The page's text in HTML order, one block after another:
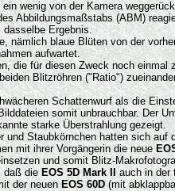
wenig von der Kamera
Abbildungsmaßstabs (ABM)
dasselbe Ergebnis.
nämlich blaue Blüten von der
aufwartet.
die für diesen Zweck noch einmal
Blitzröhren ("Ratio")
Schattenwurf als die
somit unbrauchbar. Der
starke Überstrahlung gezeigt.
Staubkörnchen hatten sich auf
mit ihrer Vorgängerin die neue
und somit Blitz-
daß dieEOS 5D Mark IIauch in der
der neuenEOS 60D(mit